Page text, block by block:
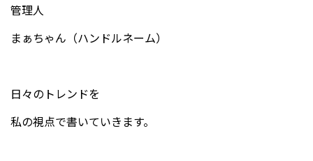
管理人
まぁちゃん（ハンドルネーム）
日々のトレンドを
私の視点で書いていきます。